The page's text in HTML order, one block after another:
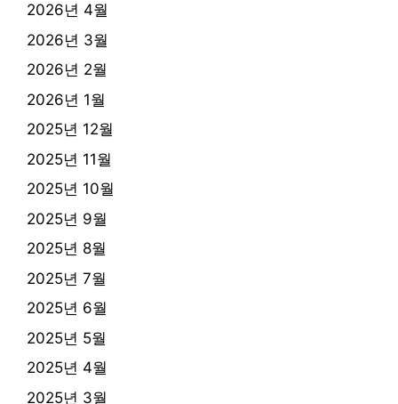
2026년 4월
2026년 3월
2026년 2월
2026년 1월
2025년 12월
2025년 11월
2025년 10월
2025년 9월
2025년 8월
2025년 7월
2025년 6월
2025년 5월
2025년 4월
2025년 3월